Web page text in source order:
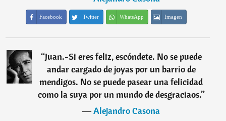
Facebook Twitter WhatsApp Imagen
“Juan.-Si eres feliz, escóndete. No se puede
andar cargado de joyas por un barrio de
mendigos. No se puede pasear una felicidad
como la suya por un mundo de desgraciaos.”
―Alejandro Casona